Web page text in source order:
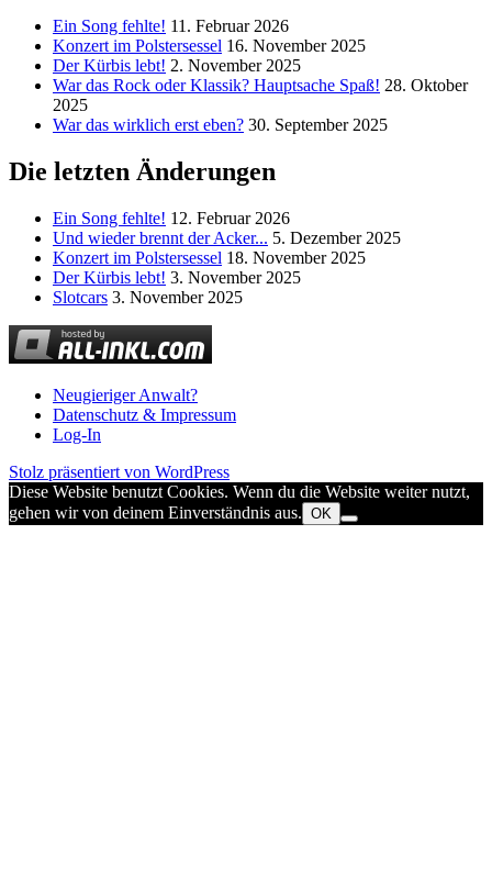
Ein Song fehlte! 11. Februar 2026
Konzert im Polstersessel 16. November 2025
Der Kürbis lebt! 2. November 2025
War das Rock oder Klassik? Hauptsache Spaß! 28. Oktober
2025
War das wirklich erst eben? 30. September 2025
Die letzten Änderungen
Ein Song fehlte! 12. Februar 2026
Und wieder brennt der Acker... 5. Dezember 2025
Konzert im Polstersessel 18. November 2025
Der Kürbis lebt! 3. November 2025
Slotcars 3. November 2025
Neugieriger Anwalt?
Datenschutz & Impressum
Log-In
Stolz präsentiert von WordPress
Diese Website benutzt Cookies. Wenn du die Website weiter nutzt,
gehen wir von deinem Einverständnis aus. OK